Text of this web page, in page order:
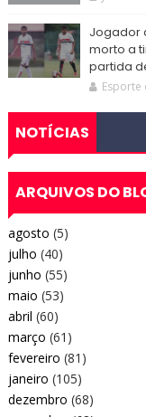
Jogador
morto a
partida
Esporte
NOTÍCIAS
ARQUIVOS DO
agosto (5)
julho (40)
junho (55)
maio (53)
abril (60)
março (61)
fevereiro (81)
janeiro (105)
dezembro (68)